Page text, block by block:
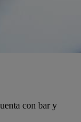
con bar y